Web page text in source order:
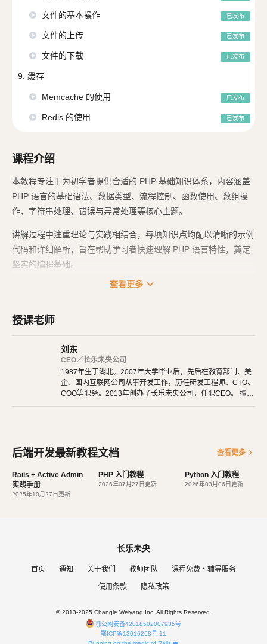
文件的基本操作 已发布
文件的上传 已发布
文件的下载 已发布
9. 缓存
Memcache 的使用 已发布
Redis 的使用 已发布
课程介绍
本教程专注于为初学者提供合适的 PHP 基础知识体系，内容涵盖
PHP 语言的基础语法、数据类型、流程控制、函数使用、数组操
作、字符串处理、错误与异常处理等核心主题。
讲解过程中注重理论与实践相结合，每项知识点均配以清晰的示例
代码和详细解析，旨在帮助学习者快速理解 PHP 语言特性，奠定
坚实的编程基础。
无论是编程新手还是希望系统梳理 PHP 基础知识的开发者，皆可
打下坚实基础。
查看更多 expand_more
授课老师
刘东
CEO／长乐未央公司
1987年生于湖北。2007年大学毕业后，先后在教育部门、美
企、国内互联网公司从事开发工作，历任研发工程师、CTO、
COO等职务。2013年创办了长乐未央公司，任职CEO。 擅长
兴趣，觉得做开发非常快乐，能创造梦想中的产品是一件非常
有幸福感的事情。喜爱阅读，尤其是历史相关的书籍。喜欢音
乐，钢琴、Ukulele都能简单自娱自乐。爱好旅行和美食，人
生梦想之一是希望能带着妻子吃遍全世界。
后端开发最新教程文档 查看更多 chevron_right
Rails + Active Admin
实践手册
2025年10月27日更新
PHP 入门教程
2026年07月27日更新
Python 入门教程
2026年03月06日更新
长乐未央
首页 通知 关于我们 教师团队 课程免费・辅导服务
使用条款 隐私政策
© 2013-2025 Changle Weiyang Inc. All Rights Reserved.
鄂公网安备42018502007935号
鄂ICP备13016268号-11